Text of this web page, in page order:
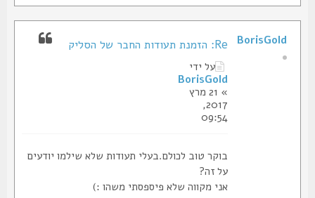
Re: הזמנת תעודות החבר של הסליק
על ידי
BorisGold
» 21 מרץ
2017,
09:54
בוקר טוב לכולם.בעלי תעודות שלא שילמו יודעים
על זה?
אני מקווה שלא פיספסתי משהו :)
BorisGold